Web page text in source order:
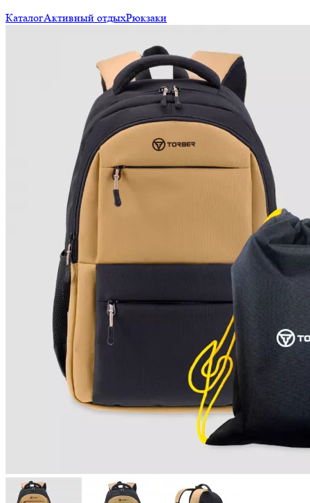
КаталогАктивный отдыхРюкзаки